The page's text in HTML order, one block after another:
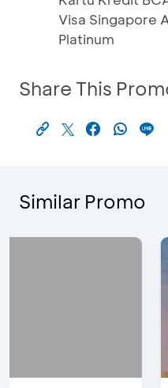
Visa Singapore
Platinum
Share This
Similar Promo